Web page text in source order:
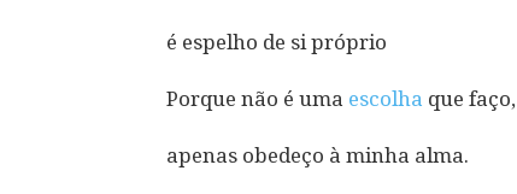
é espelho de si próprio
Porque não é uma escolha que faço,
apenas obedeço à minha alma.